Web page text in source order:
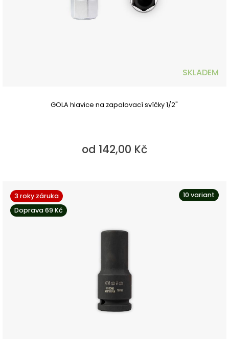
SKLADEM
GOLA hlavice na zapalovací svíčky 1/2"
od 142,00 Kč
10 variant
3 roky záruka
Doprava 69 Kč